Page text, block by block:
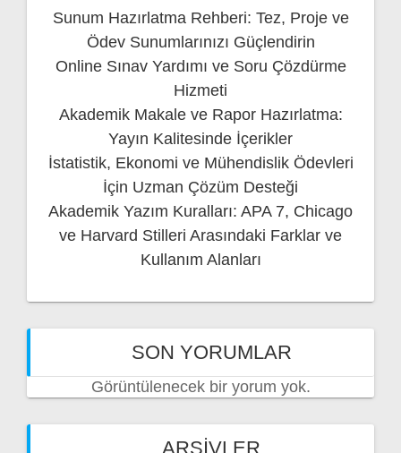
Sunum Hazırlatma Rehberi: Tez, Proje ve
Ödev Sunumlarınızı Güçlendirin
Online Sınav Yardımı ve Soru Çözdürme
Hizmeti
Akademik Makale ve Rapor Hazırlatma:
Yayın Kalitesinde İçerikler
İstatistik, Ekonomi ve Mühendislik Ödevleri
İçin Uzman Çözüm Desteği
Akademik Yazım Kuralları: APA 7, Chicago
ve Harvard Stilleri Arasındaki Farklar ve
Kullanım Alanları
SON YORUMLAR
Görüntülenecek bir yorum yok.
ARŞIVLER